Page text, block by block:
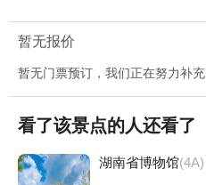
暂无报价
暂无门票预订，我们正在努力补充
看了该景点的人还看了
湖南省博物馆(4A)